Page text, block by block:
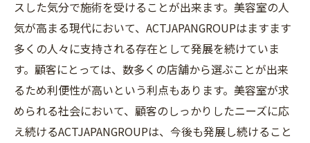
スした気分で施術を受けることが出来ます。美容室の人
気が高まる現代において、ACTJAPANGROUPはますます
多くの人々に支持される存在として発展を続けていま
す。顧客にとっては、数多くの店舗から選ぶことが出来
るため利便性が高いという利点もあります。美容室が求
められる社会において、顧客のしっかりしたニーズに応
え続けるACTJAPANGROUPは、今後も発展し続けること